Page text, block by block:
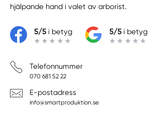
hjälpande hand i valet av arborist.
5/5i betyg 5/5i betyg
Telefonnummer
070 681 52 22
E-postadress
info@smartproduktion.se